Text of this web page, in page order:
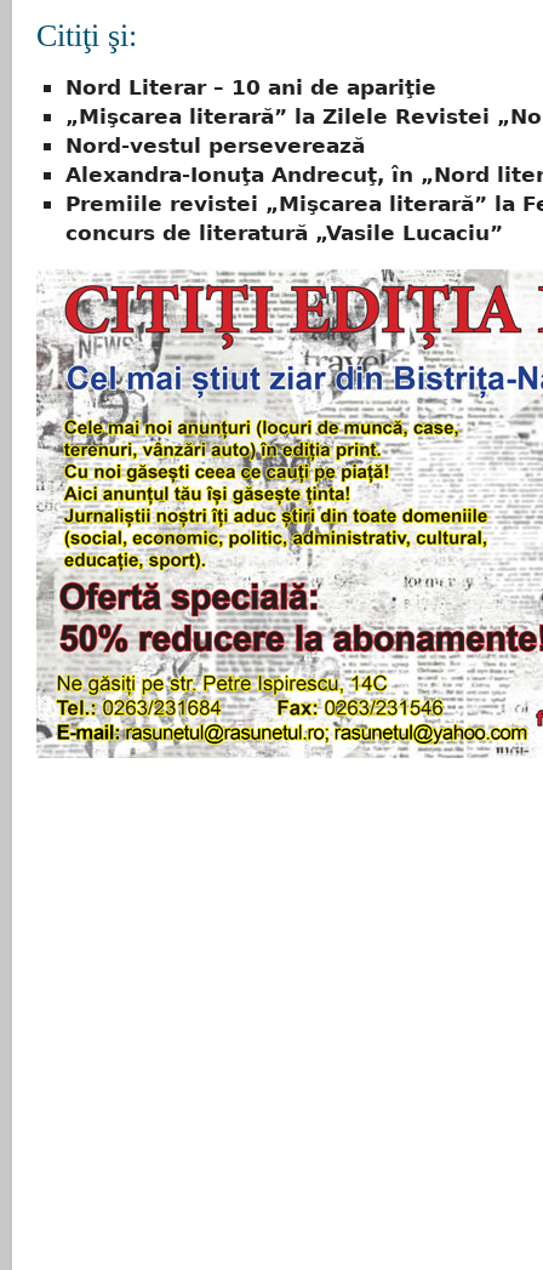
Citiţi şi:
Nord Literar – 10 ani de apariţie
„Mişcarea literară” la Zilele Revistei
Nord-vestul perseverează
Alexandra-Ionuţa Andrecuţ, în „Nord
Premiile revistei „Mişcarea literară” la
concurs de literatură „Vasile Lucaciu”